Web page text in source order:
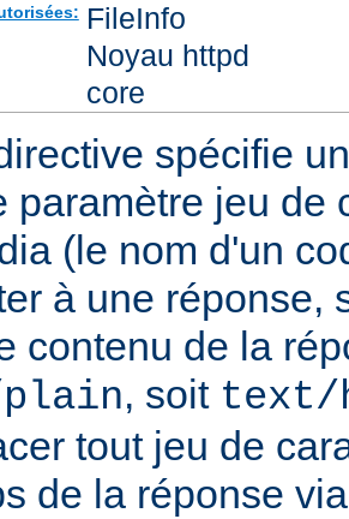
FileInfo
Noyau httpd
core
spécifie
paramètre jeu de
(le nom d'un
à une réponse,
contenu de la
, soit text/
tout jeu de
de la réponse